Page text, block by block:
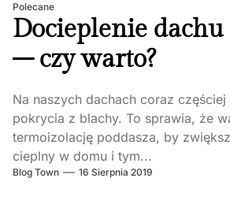
Polecane
Docieplenie dachu
– czy warto?
Na naszych dachach coraz
pokrycia z blachy. To sprawia, że
termoizolację poddasza, by
cieplny w domu i tym...
Blog Town 16 Sierpnia 2019